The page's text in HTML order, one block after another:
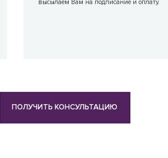
высылаем Вам на подписание и оплату.
ПОЛУЧИТЬ КОНСУЛЬТАЦИЮ